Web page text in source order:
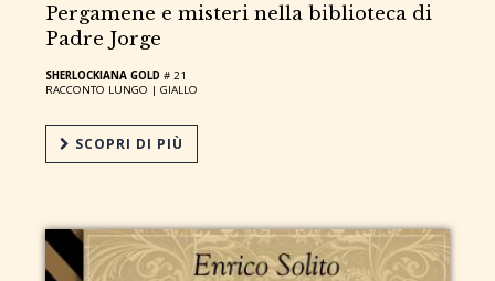
Pergamene e misteri nella biblioteca di
Padre Jorge
SHERLOCKIANA GOLD # 21
RACCONTO LUNGO |GIALLO
SCOPRI DI PIÙ